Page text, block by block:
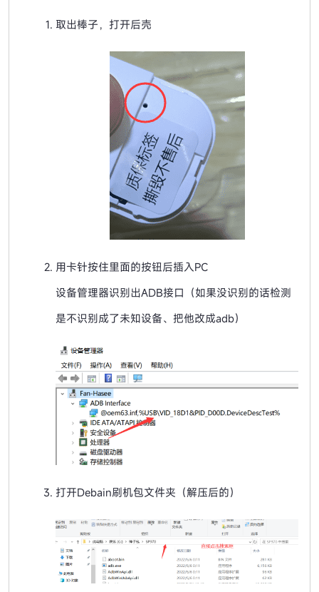
取出棒子，打开后壳
用卡针按住里面的按钮后插入PC
设备管理器识别出ADB接口（如果没识别的话检测
是不识别成了未知设备、把他改成adb）
打开Debain刷机包文件夹（解压后的）